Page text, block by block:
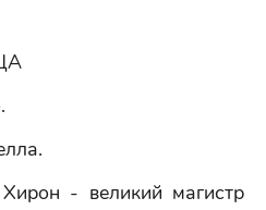
- великий магистр